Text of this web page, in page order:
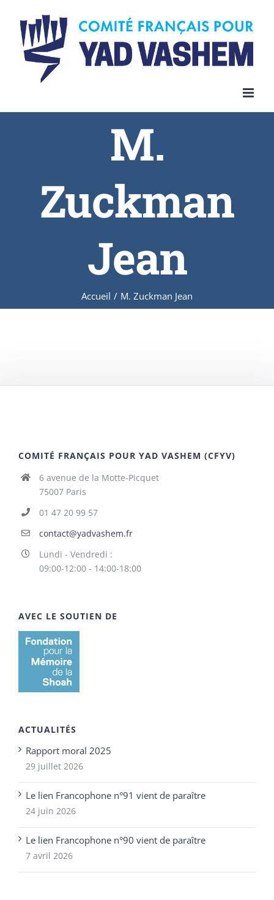
content
M.
Zuckman
Jean
Accueil / M. Zuckman Jean
COMITÉ FRANÇAIS POUR YAD VASHEM (CFYV)
6 avenue de la Motte-Picquet
75007 Paris
01 47 20 99 57
contact@yadvashem.fr
Lundi - Vendredi :
09:00-12:00 - 14:00-18:00
AVEC LE SOUTIEN DE
ACTUALITÉS
Rapport moral 2025
29 juillet 2026
Le lien Francophone n°91 vient de paraître
24 juin 2026
Le lien Francophone n°90 vient de paraître
7 avril 2026